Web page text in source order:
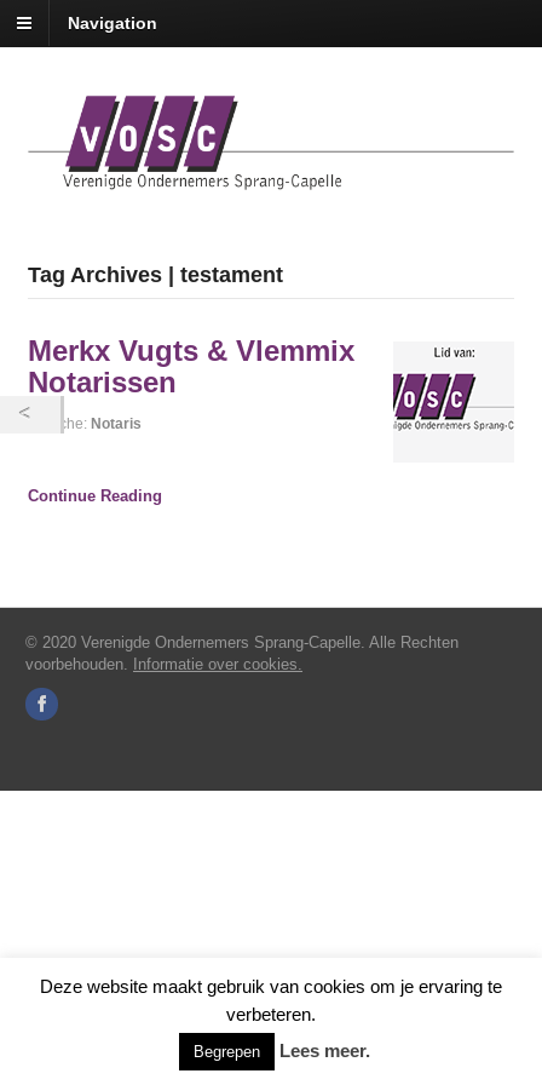
Navigation
Tag Archives | testament
Merkx Vugts & Vlemmix
Notarissen
Branche: Notaris
Continue Reading
© 2020 Verenigde Ondernemers Sprang-Capelle. Alle Rechten
voorbehouden.
Informatie over cookies.
Deze website maakt gebruik van cookies om je ervaring te
verbeteren.
Begrepen Lees meer.